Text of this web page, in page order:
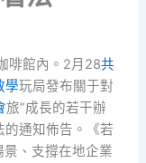
啡館內。2月28共
學玩局發布關于對
旅”成長的若干辦
的通知佈告。《若
、支撐在地企業